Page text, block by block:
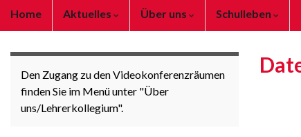
Home Aktuelles Über uns Schulleben
Den Zugang zu den Videokonferenzräumen
finden Sie im Menü unter "Über
uns/Lehrerkollegium".